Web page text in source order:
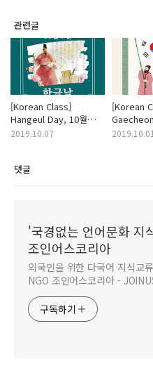
관련글
[Korean Class]
Hangeul Day, 10월
9일 한글날
2019.10.07
[Korean
(National
2019.10.01
댓글
'국경없는 언어문화 지
조인어스코리아
외국인을 위한 다국어 지식교
NGO 조인어스코리아 -
구독하기